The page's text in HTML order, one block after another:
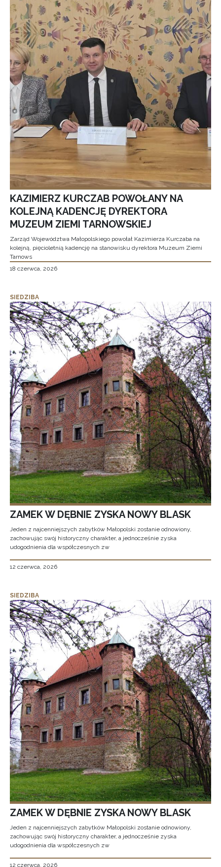
KAZIMIERZ KURCZAB POWOŁANY NA
KOLEJNĄ KADENCJĘ DYREKTORA
MUZEUM ZIEMI TARNOWSKIEJ
Zarząd Województwa Małopolskiego powołał Kazimierza Kurczaba na
kolejną, pięcioletnią kadencję na stanowisku dyrektora Muzeum Ziemi
Tarnows
18 czerwca, 2026
SIEDZIBA
ZAMEK W DĘBNIE ZYSKA NOWY BLASK
Jeden z najcenniejszych zabytków Małopolski zostanie odnowiony,
zachowując swój historyczny charakter, a jednocześnie zyska
udogodnienia dla współczesnych zw
12 czerwca, 2026
SIEDZIBA
ZAMEK W DĘBNIE ZYSKA NOWY BLASK
Jeden z najcenniejszych zabytków Małopolski zostanie odnowiony,
zachowując swój historyczny charakter, a jednocześnie zyska
udogodnienia dla współczesnych zw
12 czerwca, 2026